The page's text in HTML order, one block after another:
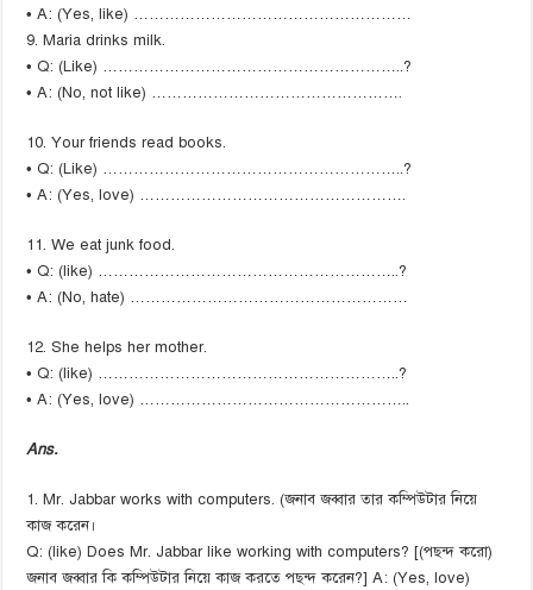
• A: (Yes, like) ………………………………………………
9. Maria drinks milk.
• Q: (Like) …………………………………………………..?
• A: (No, not like) ………………………………………….
10. Your friends read books.
• Q: (Like) …………………………………………………..?
• A: (Yes, love) …………………………………………….
11. We eat junk food.
• Q: (like) …………………………………………………..?
• A: (No, hate) ………………………………………………
12. She helps her mother.
• Q: (like) …………………………………………………..?
• A: (Yes, love) ……………………………………………..
Ans.
1. Mr. Jabbar works with computers. (জনাব জব্বার তার কম্পিউটার নিয়ে
কাজ করেন।
Q: (like) Does Mr. Jabbar like working with computers? [(পছন্দ করো)
জনাব জব্বার কি কম্পিউটার নিয়ে কাজ করতে পছন্দ করেন?] A: (Yes, love)